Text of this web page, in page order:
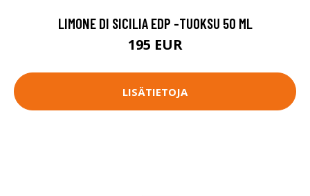
LIMONE DI SICILIA EDP -TUOKSU 50 ML
195 EUR
LISÄTIETOJA